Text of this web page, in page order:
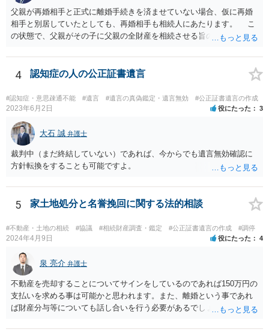
父親が再婚相手と正式に離婚手続きを済ませていない場合、仮に再婚
相手と別居していたとしても、再婚相手も相続人にあたります。 こ
の状態で、父親がその子に父親の全財産を相続させる旨の公正証書遺
が、再婚相手の遺留分を侵害しているため、再婚相手から相続人
（子）に対して遺留分侵害額請求権が行使される可能性があります。
の地域等の弁護士に直接相談してみるのが望ましいように思います。
【参考】民法 （遺留分侵害額の請求） 第千四十六条 遺留分権利者及
びその承継人は、受遺者（特定財産承継遺言により財産を承継し又は
相続分の指定を受けた相続人を含む。以下この章において同じ。）又
は受贈者に対し、遺留分侵害額に相当する金銭の支払を請求すること
ができる。
4 認知症の人の公正証書遺言
#認知症・意思疎通不能 #遺言 #遺言の真偽鑑定・遺言無効 #公正証書遺言の作成
2023年6月2日 役にたった 3
大石 誠 弁護士
裁判中（まだ終結していない）であれば、今からでも遺言無効確認に
方針転換をすることも可能ですよ。
5 家土地処分と名誉挽回に関する法的相談
#不動産・土地の相続 #協議 #相続財産調査・鑑定 #公正証書遺言の作成 #調停
2024年4月9日 役にたった 4
泉 亮介 弁護士
不動産を売却することについてサインをしているのであれば150万円の
支払いを求める事は可能かと思われます。また、離婚という事であれ
ば財産分与等についても話し合いを行う必要があるでしょう。 細かい